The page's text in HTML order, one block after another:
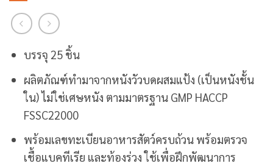
บรรจุ 25 ชิ้น
ผลิตภัณฑ์ทำมาจากหนังวัวบดผสมแป้ง (เป็นหนังชั้น
ใน)ไม่ใช่เศษหนัง ตามมาตรฐานGMP HACCP
FSSC22000
พร้อมเลขทะเบียนอาหารสัตว์ครบถ้วน พร้อมตรวจ
เชื้อแบคทีเรีย และท้องร่วง ใช้เพื่อฝึกพัฒนาการ